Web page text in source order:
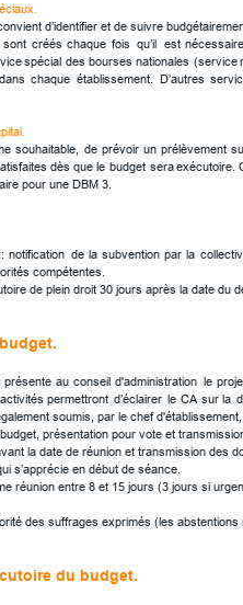
d’identifier et de suivre
sont créés chaque fois qu’il est
spécial des bourses nationales (service
dans chaque établissement. D’autres
souhaitable, de prévoir un prélèvement
dès que le budget seraexécutoire.
pour une DBM 3.
: notification de la subvention par la
compétentes.
de plein droit 30 jours après la date du
présente au conseil d'administration le
activités permettront d’éclairer le CA sur la
soumis, par le chef
présentation pour vote et
la date de réunion et transmission des
s’apprécie en début de séance.
réunion entre 8 et 15 jours (3 jours si
des suffrages exprimés (les
du budget.